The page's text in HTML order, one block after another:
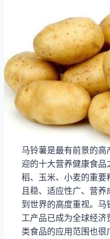
马铃薯是最有前景的
迎的十大营养健康食
稻、玉米、小麦的重要
且稳、适应性广、营
到世界的高度重视。
工产品已成为全球经
类食品的应用范围也很